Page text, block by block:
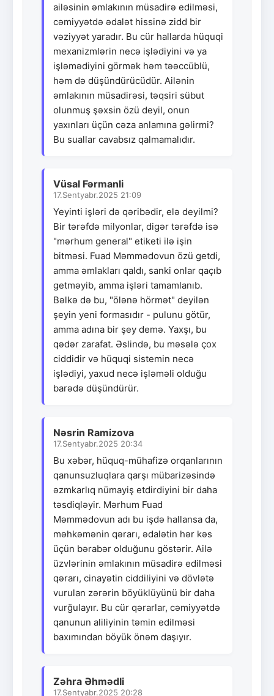
ailəsinin əmlakının müsadirə edilməsi,
cəmiyyətdə ədalət hissinə zidd bir
vəziyyət yaradır. Bu cür hallarda hüquqi
mexanizmlərin necə işlədiyini və ya
işləmədiyini görmək həm təəccüblü,
həm də düşündürücüdür. Ailənin
əmlakının müsadirəsi, təqsiri sübut
olunmuş şəxsin özü deyil, onun
yaxınları üçün cəza anlamına gəlirmi?
Bu suallar cavabsız qalmamalıdır.
Vüsal Fərmanli
17.Sentyabr.2025 21:09
Yeyinti işləri də qəribədir, elə deyilmi?
Bir tərəfdə milyonlar, digər tərəfdə isə
"mərhum general" etiketi ilə işin
bitməsi. Fuad Məmmədovun özü getdi,
amma əmlakları qaldı, sanki onlar qaçıb
getməyib, amma işləri tamamlanıb.
Bəlkə də bu, "ölənə hörmət" deyilən
şeyin yeni formasıdır - pulunu götür,
amma adına bir şey demə. Yaxşı, bu
qədər zarafat. Əslində, bu məsələ çox
ciddidir və hüquqi sistemin necə
işlədiyi, yaxud necə işləməli olduğu
barədə düşündürür.
Nəsrin Ramizova
17.Sentyabr.2025 20:34
Bu xəbər, hüquq-mühafizə orqanlarının
qanunsuzluqlara qarşı mübarizəsində
əzmkarlıq nümayiş etdirdiyini bir daha
təsdiqləyir. Mərhum Fuad
Məmmədovun adı bu işdə hallansa da,
məhkəmənin qərarı, ədalətin hər kəs
üçün bərabər olduğunu göstərir. Ailə
üzvlərinin əmlakının müsadirə edilməsi
qərarı, cinayətin ciddiliyini və dövlətə
vurulan zərərin böyüklüyünü bir daha
vurğulayır. Bu cür qərarlar, cəmiyyətdə
qanunun aliliyinin təmin edilməsi
baxımından böyük önəm daşıyır.
Zəhra Əhmədli
17.Sentyabr.2025 20:28